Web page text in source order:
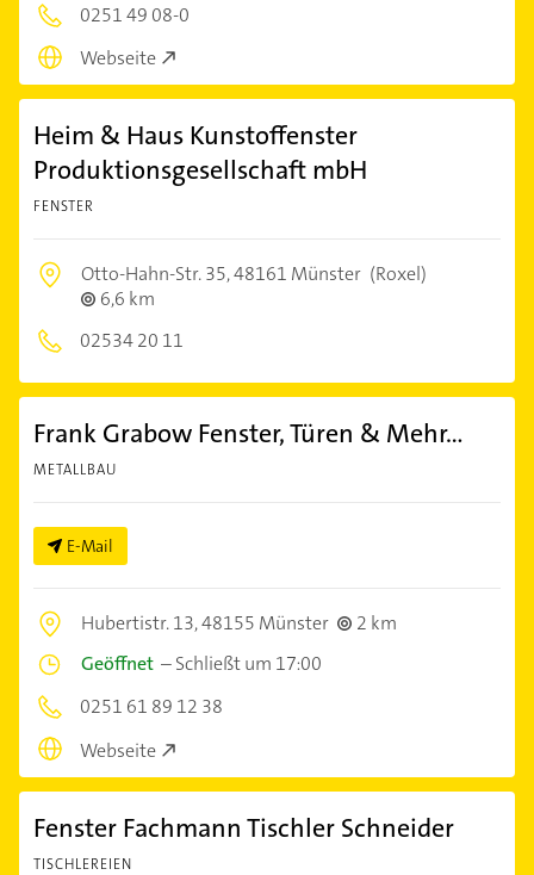
0251 49 08-0
Webseite
Heim & Haus Kunstoffenster
Produktionsgesellschaft mbH
FENSTER
Otto-Hahn-Str. 35,48161 Münster (Roxel)
6,6 km
02534 20 11
Frank Grabow Fenster, Türen & Mehr...
METALLBAU
E-Mail
Hubertistr. 13,48155 Münster
2 km
Geöffnet –Schließt um 17:00
0251 61 89 12 38
Webseite
Fenster Fachmann Tischler Schneider
TISCHLEREIEN